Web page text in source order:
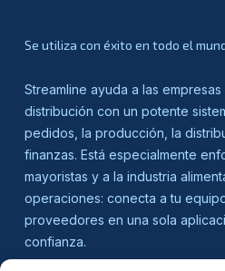
Se utiliza con éxito en todo el
Streamline ayuda a las
distribución con un potente
pedidos, la producción, la
finanzas. Está especialmente
mayoristas y a la industria
operaciones: conecta a tu
proveedores en una sola
confianza.